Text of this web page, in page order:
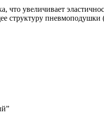
что увеличивает
структуру